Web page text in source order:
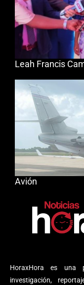
HoraxHora es una
investigación,
Leah Francis
Avión